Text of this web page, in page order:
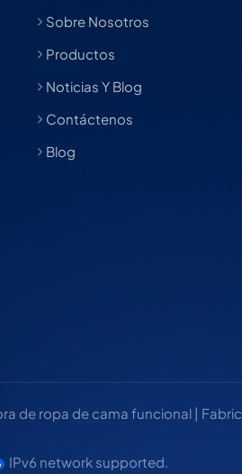
Sobre Nosotros
Productos
Noticias Y Blog
Contáctenos
Blog
de ropa de cama funcional |
IPv6 network supported.